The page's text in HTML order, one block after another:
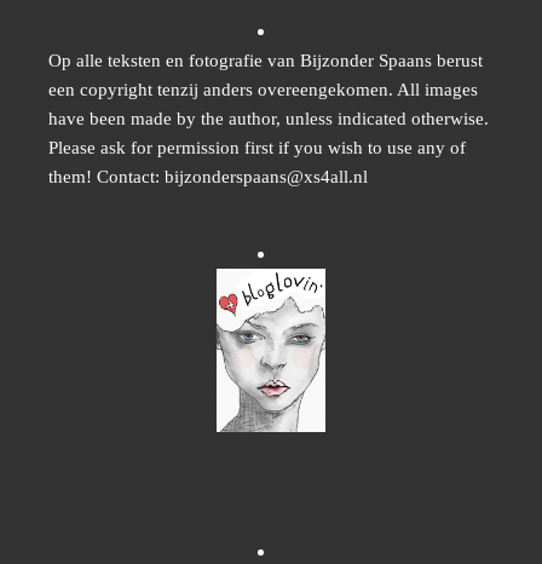
Op alle teksten en fotografie van Bijzonder Spaans berust
een copyright tenzij anders overeengekomen. All images
have been made by the author, unless indicated otherwise.
Please ask for permission first if you wish to use any of
them! Contact: bijzonderspaans@xs4all.nl